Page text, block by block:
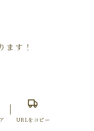
ます！
URLをコピー